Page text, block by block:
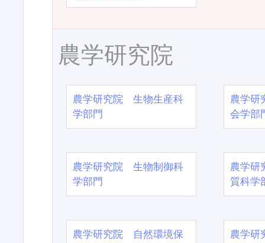
農学研究院
農学研究院 生物生産科
学部門
農学
会学部
農学研究院 生物制御科
学部門
農学
質科学
農学研究院 自然環境保
農学